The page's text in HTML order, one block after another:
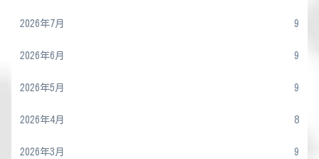
2026年7月 9
2026年6月 9
2026年5月 9
2026年4月 8
2026年3月 9